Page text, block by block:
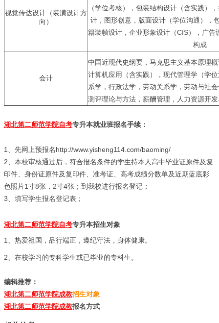
视觉传达设计（装潢设计方
向）
（学位考核），包装结构设计（含实践）
计，图形创意，版面设计（学位沟通），
籍装帧设计，企业形象设计（CIS），广告
构成
会计
中国近现代史纲要，马克思主义基本原理
计算机应用（含实践），现代管理学（学
系学，行政法学，劳动关系学，劳动与社
测评理论与方法，薪酬管理，人力资源开
湖北第二师范学院自考专升本就业班报名手续：
1、先网上预报名http://www.yisheng114.com/baoming/
2、本校审核通过后，符合报名条件的学生持本人高中毕业证原件及复
印件、身份证原件及复印件、准考证、高考成绩分数单及近期蓝底彩
色照片1寸8张，2寸4张；到我校进行报名登记；
3、填写学生报名登记表；
湖北第二师范学院自考专升本招生对象
1、热爱祖国，品行端正，遵纪守法，身体健康。
2、在校学习的专科学生或已毕业的专科生。
编辑推荐：
湖北第二师范学院成教招生对象
湖北第二师范学院成教报名方式